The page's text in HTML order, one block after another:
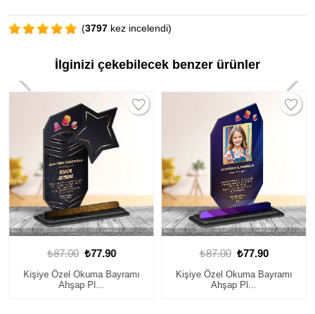
(3797 kez incelendi)
İlginizi çekebilecek benzer ürünler
₺87.00 ₺77.90
Kişiye Özel Okuma Bayramı
Ahşap Pl...
₺87.00 ₺77.90
Kişiye Özel Okuma Bayramı
Ahşap Pl...